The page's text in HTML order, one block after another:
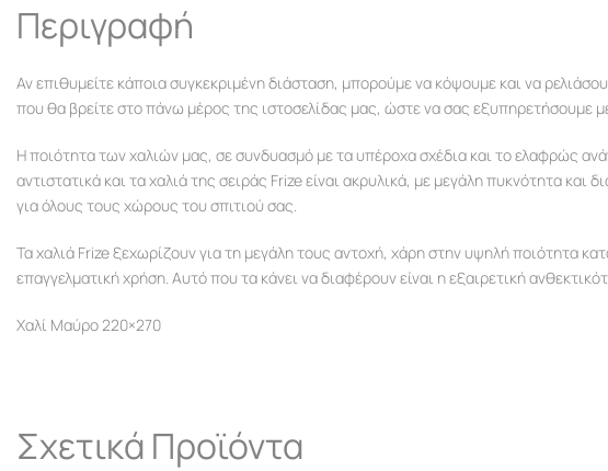
Περιγραφή
Αν επιθυμείτε κάποια συγκεκριμένη διάσταση, μπορούμε να κόψουμε και να
που θα βρείτε στο πάνω μέρος της ιστοσελίδας μας, ώστε να σας εξυπηρετήσουμε
Η ποιότητα των χαλιών μας, σε συνδυασμό με τα υπέροχα σχέδια και το ελαφρώς
αντιστατικά και τα χαλιά της σειράς Frize είναι ακρυλικά, με μεγάλη πυκνότητα και
για όλους τους χώρους του σπιτιού σας.
Τα χαλιά Frize ξεχωρίζουν για τη μεγάλη τους αντοχή, χάρη στην υψηλή ποιότητα
επαγγελματική χρήση. Αυτό που τα κάνει να διαφέρουν είναι η εξαιρετική
Χαλί Μαύρο 220×270
Σχετικά Προϊόντα